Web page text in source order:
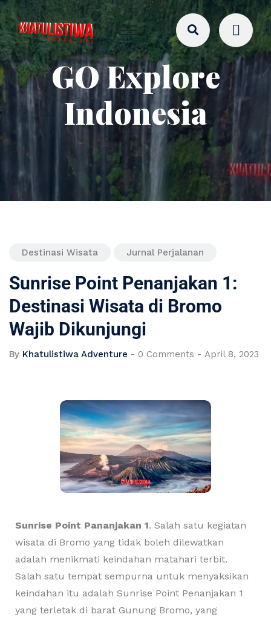
GO Explore
Indonesia
Destinasi Wisata Jurnal Perjalanan
Sunrise Point Penanjakan 1:
Destinasi Wisata di Bromo
Wajib Dikunjungi
By Khatulistiwa Adventure - 0 Comments - April 8, 2023
Sunrise Point Pananjakan 1. Salah satu kegiatan
wisata di Bromo yang tidak boleh dilewatkan
adalah menikmati keindahan matahari terbit.
Salah satu tempat sempurna untuk menyaksikan
keindahan itu adalah Sunrise Point Penanjakan 1
yang terletak di barat Gunung Bromo, yang